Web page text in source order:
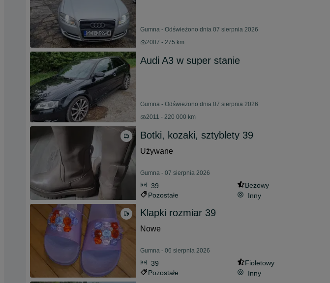
Gumna - Odświeżono dnia 07 sierpnia 2026
2007 - 275 km
Audi A3 w super stanie
Gumna - Odświeżono dnia 07 sierpnia 2026
2011 - 220 000 km
Botki, kozaki, sztyblety 39
Używane
Gumna - 07 sierpnia 2026
39
Beżowy
Pozostałe
Inny
Klapki rozmiar 39
Nowe
Gumna - 06 sierpnia 2026
39
Fioletowy
Pozostałe
Inny